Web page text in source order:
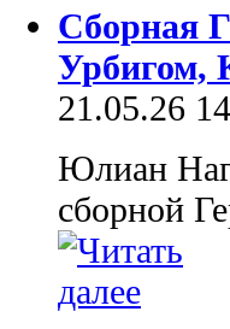
Сборная
Урбигом,
21.05.26
Юлиан
сборной